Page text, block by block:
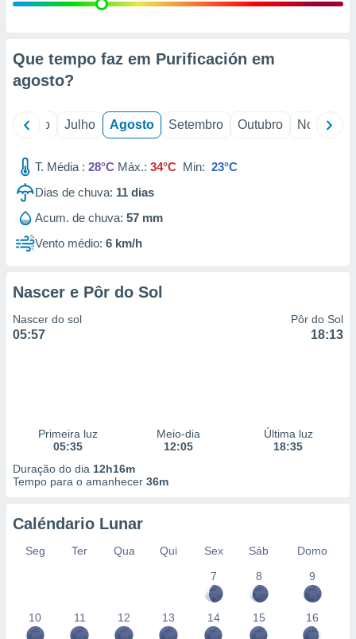
através
estudos
1199
Que tempo faz em Purificación em
agosto?
Junho Julho Agosto Setembro Outubro Novembro
T. Média : 28°C Máx.: 34°C Min: 23°C
Dias de chuva: 11 dias
Acum. de chuva: 57 mm
Vento médio: 6 km/h
Nascer e Pôr do Sol
Nascer do sol
05:57
Pôr do Sol
18:13
Primeira luz
05:35
Meio-dia
12:05
Última luz
18:35
Duração do dia 12h16m
Tempo para o amanhecer 36m
Caléndario Lunar
Seg Ter Qua Qui Sex Sáb
Domo
7
8 9
10 11 12 13 14 15 16